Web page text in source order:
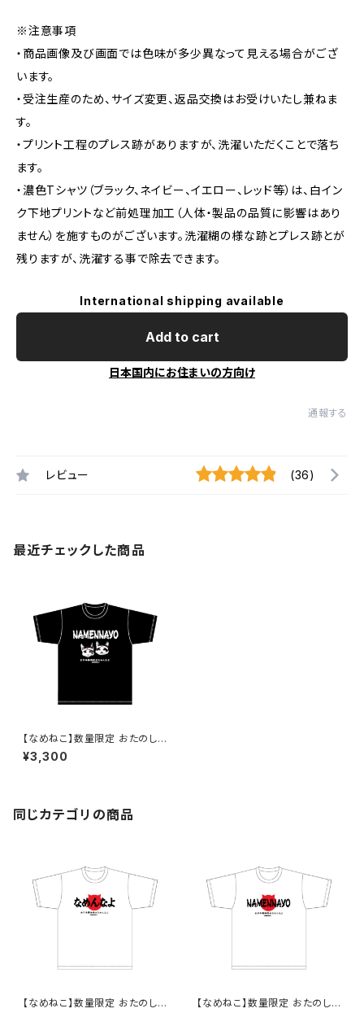
※注意事項
・商品画像及び画面では色味が多少異なって見える場合がござ
います。
・受注生産のため、サイズ変更、返品交換はお受けいたし兼ねま
す。
・プリント工程のプレス跡がありますが、洗濯いただくことで落ち
ます。
・濃色Tシャツ（ブラック、ネイビー、イエロー、レッド等）は、白イン
ク下地プリントなど前処理加工（人体・製品の品質に影響はあり
ません）を施すものがございます。洗濯糊の様な跡とプレス跡とが
残りますが、洗濯する事で除去できます。
International shipping available
Add to cart
日本国内にお住まいの方向け
通報する
レビュー (36)
最近チェックした商品
【なめねこ】数量限定 おたのし
み企画！なくなり次第終了 な
めねこ（なめんなよ）Tシャツ （B
¥3,300
同じカテゴリの商品
【なめねこ】数量限定 おたのし
【なめねこ】数量限定 おたのし